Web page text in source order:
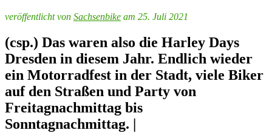
veröffentlicht von Sachsenbike am 25. Juli 2021
(csp.) Das waren also die Harley Days
Dresden in diesem Jahr. Endlich wieder
ein Motorradfest in der Stadt, viele Biker
auf den Straßen und Party von
Freitagnachmittag bis
Sonntagnachmittag. |